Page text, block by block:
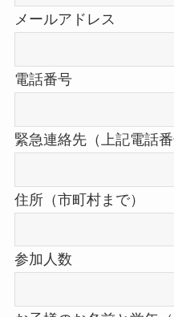
メールアドレス
電話番号
緊急連絡先（上記電話番
住所（市町村まで）
参加人数